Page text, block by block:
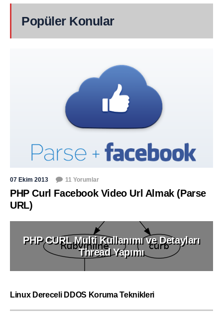
Popüler Konular
07 Ekim 2013 11 Yorumlar
PHP Curl Facebook Video Url Almak (Parse
URL)
PHP CURL Multi Kullanımı ve Detayları
Thread Yapımı
Linux Dereceli DDOS Koruma Teknikleri